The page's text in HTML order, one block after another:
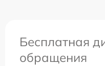
Бесплатная
обращения